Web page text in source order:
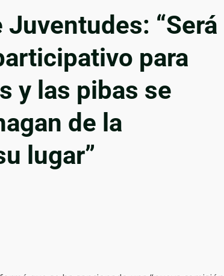
“Será
para
y las pibas se
de la
lugar”